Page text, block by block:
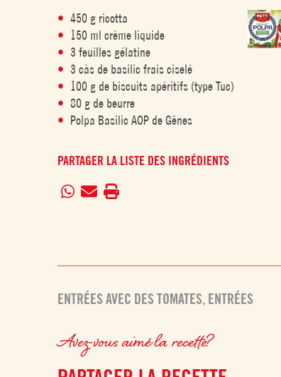
450 g ricotta
150 ml crème liquide
3 feuilles gélatine
3 càs de basilic frais ciselé
100 g de biscuits apéritifs (type Tuc)
80 g de beurre
Polpa Basilic AOP de Gênes
PARTAGER LA LISTE DES INGRÉDIENTS
ENTRÉES AVEC DES TOMATES, ENTRÉES
Avez-vous aimé la recette?